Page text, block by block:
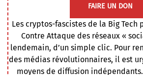
FAIRE UN DON
Les cryptos-fascistes de la Big
Contre Attaque des réseaux «
lendemain, d’un simple clic. Pour
des médias révolutionnaires, il est
moyens de diffusion indépendants.